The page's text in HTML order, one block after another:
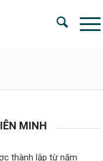
MINH
thành lập từ năm